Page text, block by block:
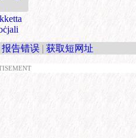
报告错误 | 获取短网址